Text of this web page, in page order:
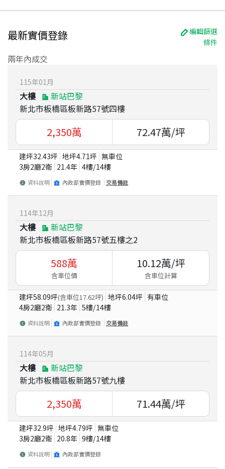
最新實價登錄
編輯篩選
條件
兩年內成交
115年01 月
大樓
新站巴黎
新北市板橋區板新路57號四樓
2,350萬 72.47萬/坪
建坪32.43坪 地坪4.71坪 無車位
3房2廳2衛 21.4年 4樓/14樓
資料說明 內政部實價登錄 交易備註
114年12月
大樓
新站巴黎
新北市板橋區板新路57號五樓之2
588萬
含車位價
10.12萬/坪
含車位計算
建坪58.09坪(含車位17.62坪) 地坪6.04坪 有車位
4房2廳2衛 21.3年 5樓/14樓
資料說明 內政部實價登錄 交易備註
114年05月
大樓
新站巴黎
新北市板橋區板新路57號九樓
2,350萬 71.44萬/坪
建坪32.9坪 地坪4.79坪 無車位
3房2廳2衛 20.8年 9樓/14樓
資料說明 內政部實價登錄